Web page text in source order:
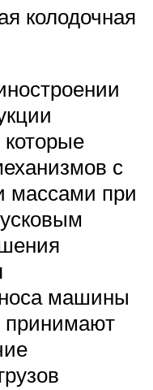
колодочная
с
при
машины
принимают